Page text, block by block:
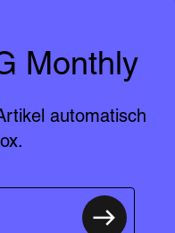
Monthly
automatisch